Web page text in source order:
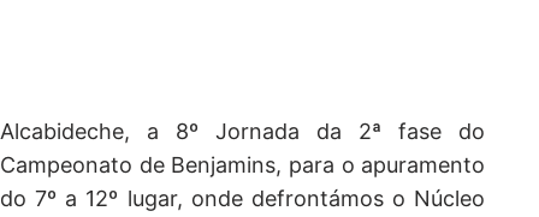
Alcabideche, a 8º Jornada da 2ª fase do
Campeonato de Benjamins, para o apuramento
do 7º a 12º lugar, onde defrontámos o Núcleo